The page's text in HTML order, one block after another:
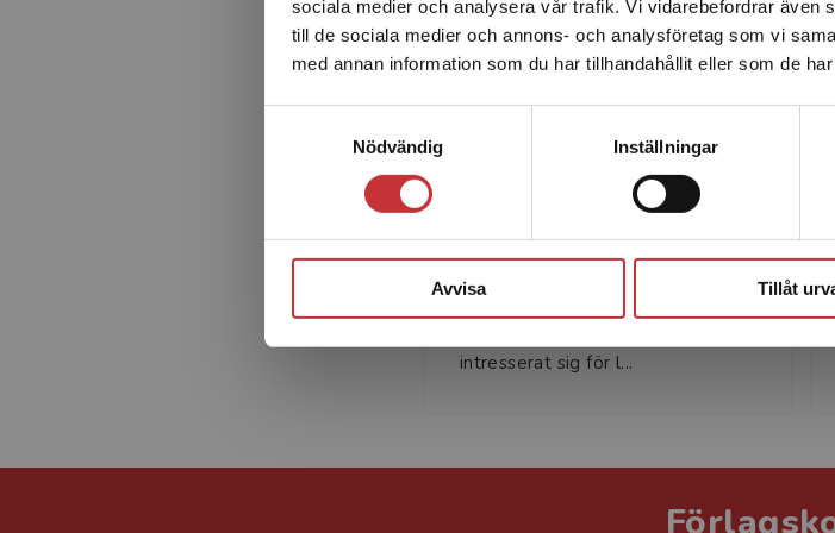
sociala medier och analysera vår trafik. Vi vidarebefordrar även
till de sociala medier och annons- och analysföretag som vi
med annan information som du har tillhandahållit eller som de
Nödvändig
Inställningar
Avvisa Tillåt
enhet utanför Sverige. Vi
Sverige. För att kunna slutföra
leveransadressen vara i Sverige.
Theres Bellander
svenska med didaktisk inriktning
intresserat sig för l...